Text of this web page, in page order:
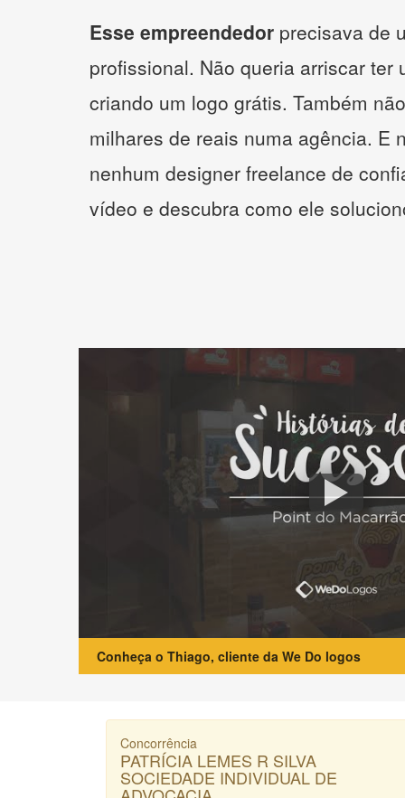
Esse empreendedor precisava de
profissional. Não queria arriscar ter
criando um logo grátis. Também
milhares de reais numa agência. E
nenhum designer freelance de
vídeo e descubra como ele
Conheça o Thiago, cliente da We Do logos
Concorrência
PATRÍCIA LEMES R SILVA
SOCIEDADE INDIVIDUAL DE